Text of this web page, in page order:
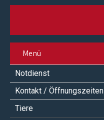
Menü
Notdienst
Kontakt / Öffnungszeiten
Tiere